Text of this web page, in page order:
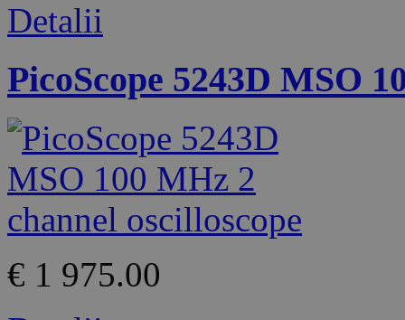
Detalii
PicoScope 5243D MSO
€ 1 975.00